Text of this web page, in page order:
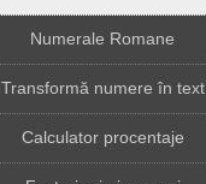
Numerale Romane
Transformă numere în text
Calculator procentaje